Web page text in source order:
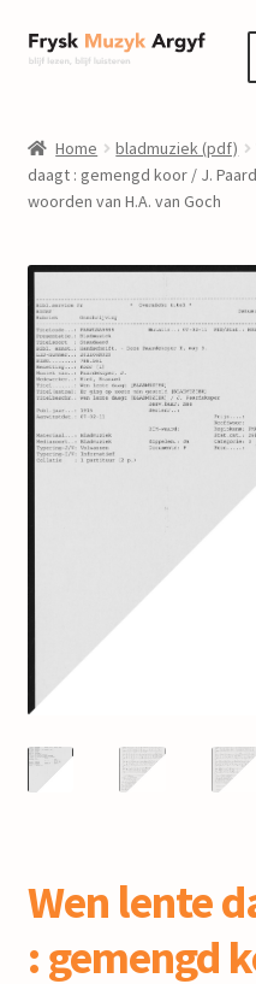
Ga
door
navigatie
Ga
naar
inhoud
informatie
Componisten
nieuws
events
Home bladmuziek (pdf)
daagt : gemengd koor / J.
woorden van H.A. van Goch
Wen lente
: gemengd